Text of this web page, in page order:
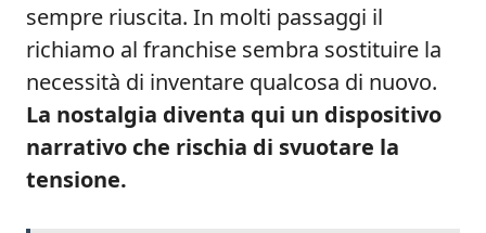
sempre riuscita. In molti passaggi il
richiamo al franchise sembra sostituire la
necessità di inventare qualcosa di nuovo.
La nostalgia diventa qui un dispositivo
narrativo che rischia di svuotare la
tensione.